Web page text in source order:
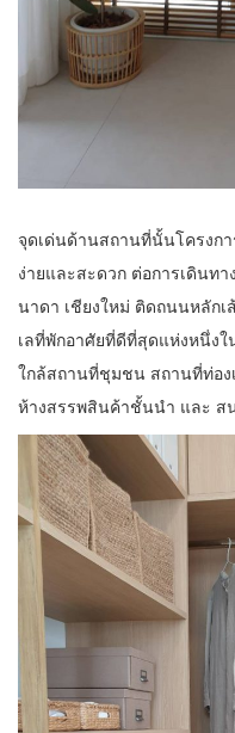
จุดเด่นด้านสถานที่นั้นโครงกา
ง่ายและสะดวก ต่อการเดินท
นาดา เชียงใหม่ ติดถนนหลัก
เลที่พักอาศัยที่ดีที่สุดแห่งหนึ่งใ
ใกล้สถานที่ชุมชน สถานที่ท่อง
ห้างสรรพสินค้าชั้นนํา และ ส